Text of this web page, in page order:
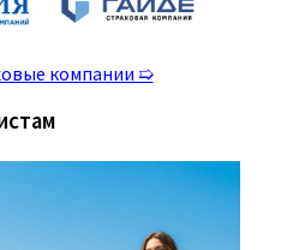
компании ➯